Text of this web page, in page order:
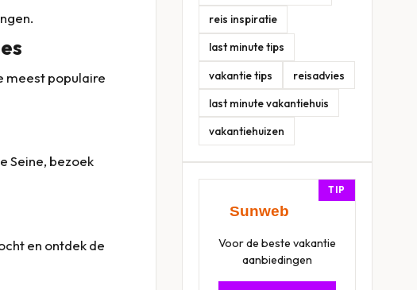
meest populaire
Seine, bezoek
en ontdek de
reis inspiratie
last minute tips
vakantie tips
reisadvies
last minute vakantiehuis
vakantiehuizen
TIP
Voor de beste vakantie
aanbiedingen